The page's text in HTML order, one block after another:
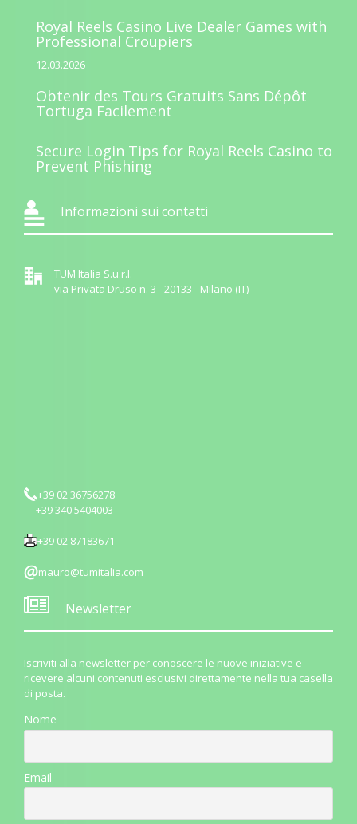
Royal Reels Casino Live Dealer Games with
Professional Croupiers
12.03.2026
Obtenir des Tours Gratuits Sans Dépôt
Tortuga Facilement
Secure Login Tips for Royal Reels Casino to
Prevent Phishing
Informazioni sui contatti
TUM Italia S.u.r.l.
via Privata Druso n. 3 - 20133 - Milano (IT)
+39 02 36756278
+39 340 5404003
+39 02 87183671
mauro@tumitalia.com
Newsletter
Iscriviti alla newsletter per conoscere le nuove iniziative e
ricevere alcuni contenuti esclusivi direttamente nella tua casella
di posta.
Nome
Email